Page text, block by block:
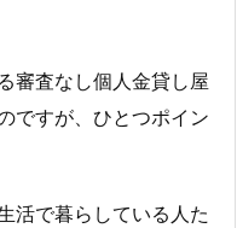
審査なし個人金貸し屋
ですが、ひとつポイン
活で暮らしている人た